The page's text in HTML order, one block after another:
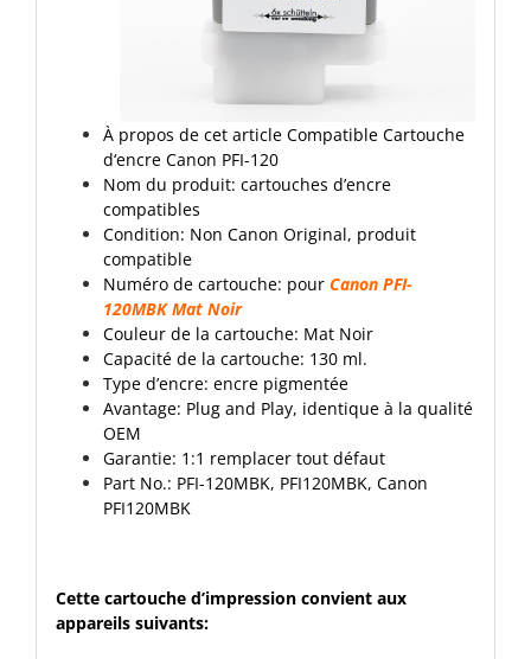
À propos de cet article Compatible Cartouche
d‘encre Canon PFI-120
Nom du produit: cartouches d’encre
compatibles
Condition: Non Canon Original, produit
compatible
Numéro de cartouche: pour Canon PFI-
120MBK Mat Noir
Couleur de la cartouche: Mat Noir
Capacité de la cartouche: 130 ml.
Type d’encre: encre pigmentée
Avantage: Plug and Play, identique à la qualité
OEM
Garantie: 1:1 remplacer tout défaut
Part No.: PFI-120MBK, PFI120MBK, Canon
PFI120MBK
Cette cartouche d’impression convient aux
appareils suivants: